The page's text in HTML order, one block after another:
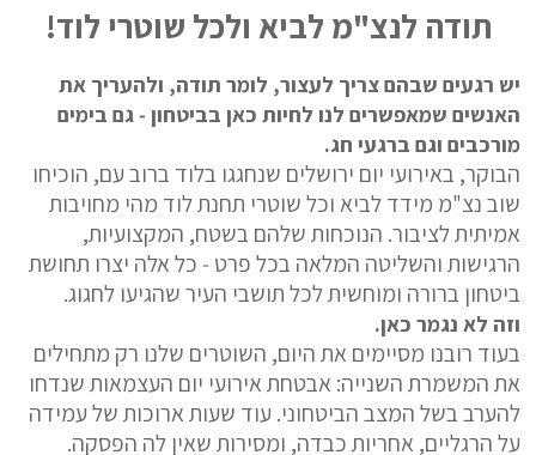
e
o
o
k
t
e
r
t
A
p
p
e
k
d
I
תודה לנצ"מ לביא ולכל שוטרי לוד!
יש רגעים שבהם צריך לעצור, לומר תודה, ולהעריך את
האנשים שמאפשרים לנו לחיות כאן בביטחון ‐ גם בימים
מורכבים וגם ברגעי חג.
הבוקר, באירועי יום ירושלים שנחגגו בלוד ברוב עם, הוכיחו
שוב נצ"מ מידד לביא וכל שוטרי תחנת לוד מהי מחויבות
אמיתית לציבור. הנוכחות שלהם בשטח, המקצועיות,
הרגישות והשליטה המלאה בכל פרט ‐ כל אלה יצרו תחושת
ביטחון ברורה ומוחשית לכל תושבי העיר שהגיעו לחגוג.
וזה לא נגמר כאן.
בעוד רובנו מסיימים את היום, השוטרים שלנו רק מתחילים
את המשמרת השנייה: אבטחת אירועי יום העצמאות שנדחו
להערב בשל המצב הביטחוני. עוד שעות ארוכות של עמידה
על הרגליים, אחריות כבדה, ומסירות שאין לה הפסקה.